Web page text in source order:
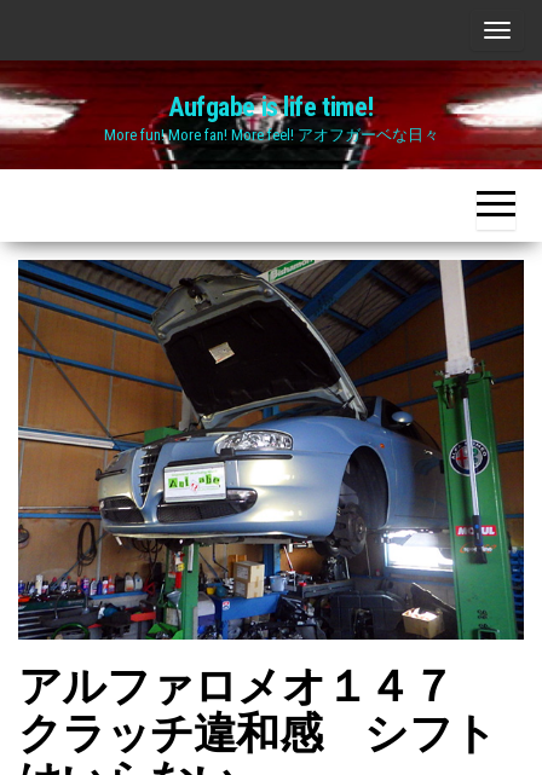
the
content
ナ
ビ
ゲ
ー
シ
ョ
ン
切
替
え
Aufgabe is life time!
More fun! More fan! More feel! アオフガーベな日々
アルファロメオ１４７
クラッチ違和感 シフト